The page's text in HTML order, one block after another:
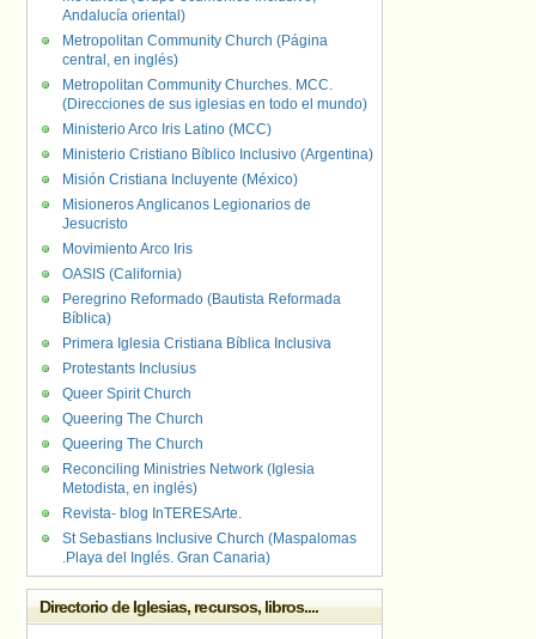
Andalucía oriental)
Metropolitan Community Church (Página
central, en inglés)
Metropolitan Community Churches. MCC.
(Direcciones de sus iglesias en todo el mundo)
Ministerio Arco Iris Latino (MCC)
Ministerio Cristiano Bíblico Inclusivo (Argentina)
Misión Cristiana Incluyente (México)
Misioneros Anglicanos Legionarios de
Jesucristo
Movimiento Arco Iris
OASIS (California)
Peregrino Reformado (Bautista Reformada
Bíblica)
Primera Iglesia Cristiana Bíblica Inclusiva
Protestants Inclusius
Queer Spirit Church
Queering The Church
Queering The Church
Reconciling Ministries Network (Iglesia
Metodista, en inglés)
Revista- blog InTERESArte.
St Sebastians Inclusive Church (Maspalomas
.Playa del Inglés. Gran Canaria)
Directorio de Iglesias, recursos, libros....